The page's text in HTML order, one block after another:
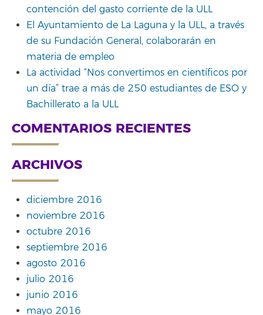
contención del gasto corriente de la ULL
El Ayuntamiento de La Laguna y la ULL, a través
de su Fundación General, colaborarán en
materia de empleo
La actividad “Nos convertimos en científicos por
un día” trae a más de 250 estudiantes de ESO y
Bachillerato a la ULL
COMENTARIOS RECIENTES
ARCHIVOS
diciembre 2016
noviembre 2016
octubre 2016
septiembre 2016
agosto 2016
julio 2016
junio 2016
mayo 2016